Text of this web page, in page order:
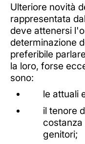
Ulteriore novità
rappresentata
deve attenersi
determinazione
preferibile
la loro, forse
sono:
le attuali
il tenore
genitori;